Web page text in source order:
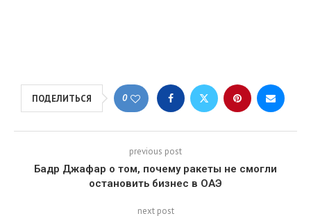
ПОДЕЛИТЬСЯ 0
previous post
Бадр Джафар о том, почему ракеты не смогли
остановить бизнес в ОАЭ
next post